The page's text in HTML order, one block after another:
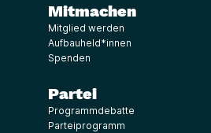
Mitmachen
Mitglied werden
Aufbauheld*innen
Spenden
Partei
Programmdebatte
Parteiprogramm